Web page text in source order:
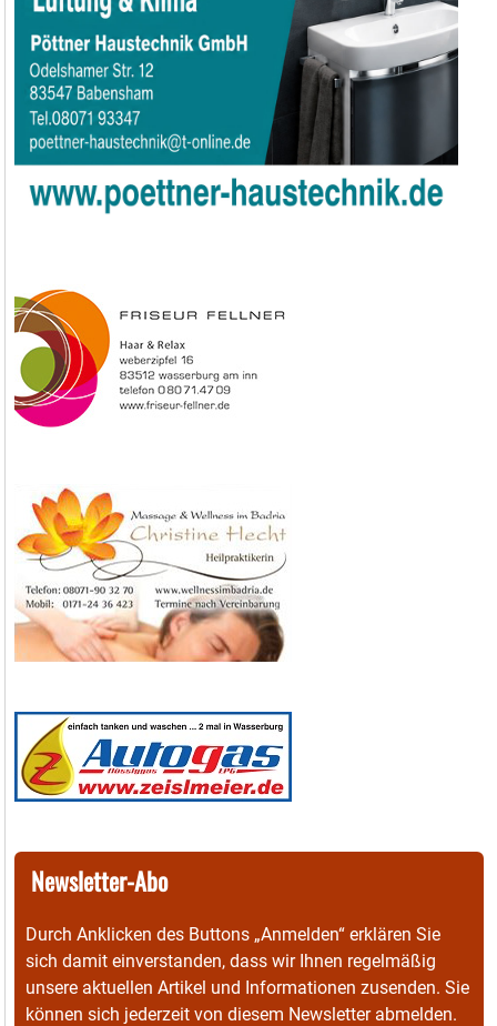
Newsletter-Abo
Durch Anklicken des Buttons „Anmelden“ erklären Sie
sich damit einverstanden, dass wir Ihnen regelmäßig
unsere aktuellen Artikel und Informationen zusenden. Sie
können sich jederzeit von diesem Newsletter abmelden.